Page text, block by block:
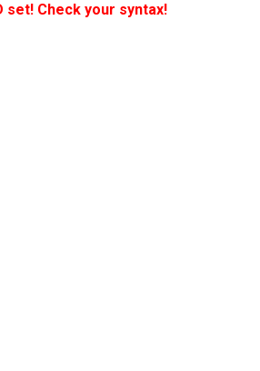
set! Check your syntax!